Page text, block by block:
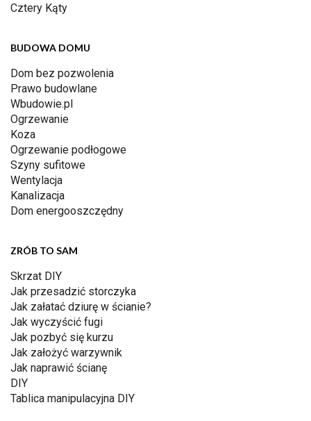
Cztery Kąty
BUDOWA DOMU
Dom bez pozwolenia
Prawo budowlane
Wbudowie.pl
Ogrzewanie
Koza
Ogrzewanie podłogowe
Szyny sufitowe
Wentylacja
Kanalizacja
Dom energooszczędny
ZRÓB TO SAM
Skrzat DIY
Jak przesadzić storczyka
Jak załatać dziurę w ścianie?
Jak wyczyścić fugi
Jak pozbyć się kurzu
Jak założyć warzywnik
Jak naprawić ścianę
DIY
Tablica manipulacyjna DIY